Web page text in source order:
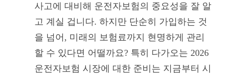
사고에 대비해 운전자보험의 중요성을 잘 알
고 계실 겁니다. 하지만 단순히 가입하는 것
을 넘어, 미래의 보험료까지 현명하게 관리
할 수 있다면 어떨까요? 특히 다가오는 2026
운전자보험 시장에 대한 준비는 지금부터 시